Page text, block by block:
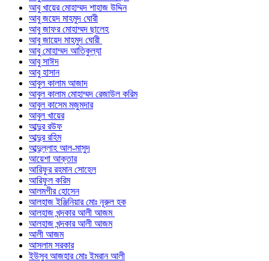
আবু খায়ের মোহাম্মদ শাহাজ উদ্দিন
আবু জয়েদ মাহমুদ ঘোরী
আবু জাফর মোহাম্মদ ছালেহ
আবু জায়েদ মাহমুদ ঘোরী
আবু মোহাম্মদ আতিকুল্যা
আবু সাঈদ
আবু হাসান
আবুল কালাম আজাদ
আবুল কালাম মোহাম্মদ রেজাউল করিম
আবুল কাসেম মজুমদার
আবুল খায়ের
আব্দুর রউফ
আব্দুর রহিম
আব্দুল্লাহ আল-মাসুদ
আয়েশা আক্তার
আরিফুর রহমান সোহেল
আরিফুল করিম
আলমগীর হোসেন
আলহাজ ইঞ্জিনিয়ার মোঃ নূরুল হক
আলহাজ খন্দকার আলী আজম
আলহাজ খন্দকার আলী আজম
আলী আজম
আসলাম সরকার
ইউসুব আজহার মোঃ ইমরান আলী